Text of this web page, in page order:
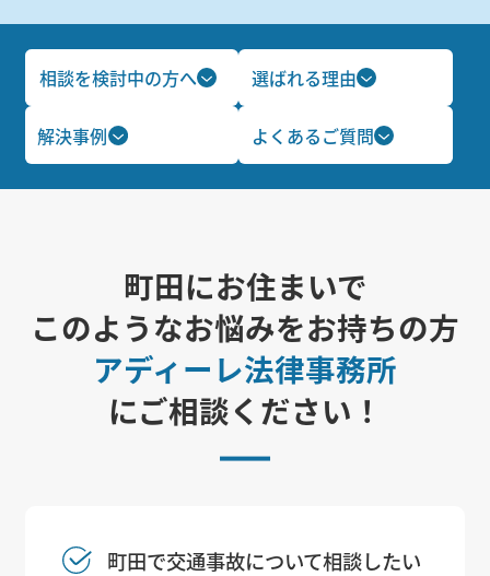
相談を検討中の方へ 選ばれる理由
解決事例 よくあるご質問
町田にお住まいで
このようなお悩みをお持ちの方
アディーレ法律事務所
にご相談ください！
町田で交通事故について相談したい